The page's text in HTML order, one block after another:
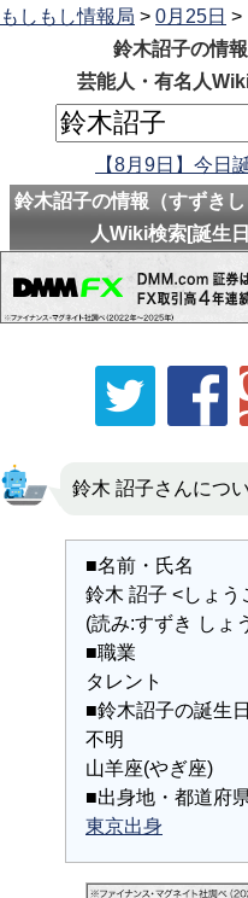
もしもし情報局 > 0月25日 >
鈴木詔子の情
芸能人・有名人
【8月9日】今日
鈴木詔子の情報（すずき
人Wiki検索[誕生
鈴木 詔子さんにつ
■名前・氏名
鈴木 詔子 <しょ
(読み:すずき しょ
■職業
タレント
■鈴木詔子の誕生
不明
山羊座(やぎ座)
■出身地・都道府
東京出身